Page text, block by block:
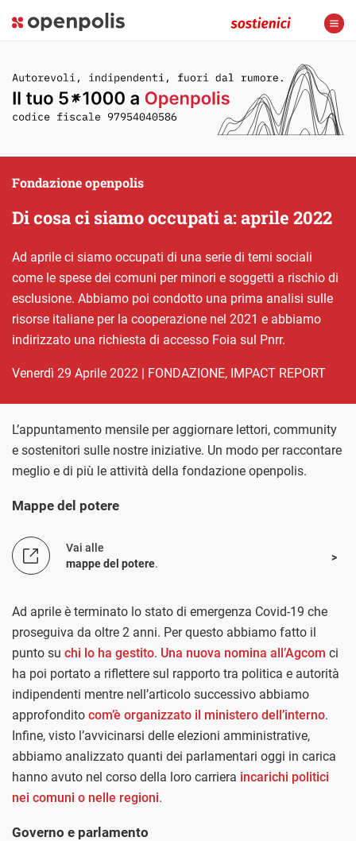
Di cosa ci siamo occupati a: aprile 2022
Fondazione openpolis
Ad aprile ci siamo occupati di una serie di temi sociali
come le spese dei comuni per minori e soggetti a rischio di
esclusione. Abbiamo poi condotto una prima analisi sulle
risorse italiane per la cooperazione nel 2021 e abbiamo
indirizzato una richiesta di accesso Foia sul Pnrr.
venerdì 29 Aprile 2022 | FONDAZIONE, IMPACT REPORT
L’appuntamento mensile per aggiornare lettori, community
e sostenitori sulle nostre iniziative. Un modo per raccontare
meglio e di più le attività della fondazione openpolis.
Mappe del potere
Vai alle
mappe del potere.
Ad aprile è terminato lo stato di emergenza Covid-19 che
proseguiva da oltre 2 anni. Per questo abbiamo fatto il
punto su chi lo ha gestito. Una nuova nomina all’Agcom ci
ha poi portato a riflettere sul rapporto tra politica e autorità
indipendenti mentre nell’articolo successivo abbiamo
approfondito com’è organizzato il ministero dell’interno.
Infine, visto l’avvicinarsi delle elezioni amministrative,
abbiamo analizzato quanti dei parlamentari oggi in carica
hanno avuto nel corso della loro carriera incarichi politici
nei comuni o nelle regioni.
Governo e parlamento